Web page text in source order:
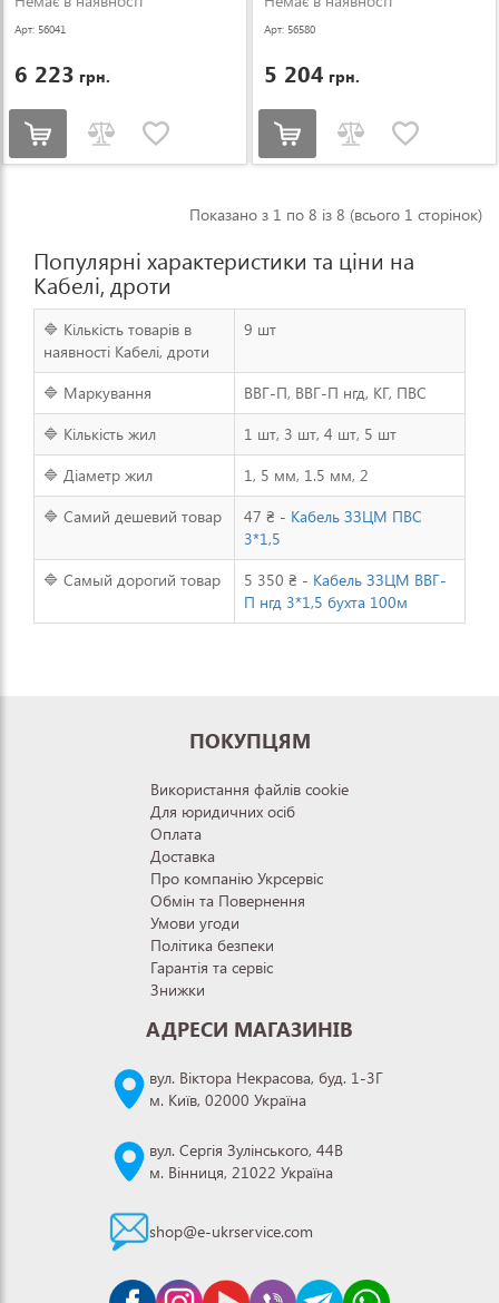
Арт: 56041
6 223 грн.
Арт: 56580
5 204 грн.
Показано з 1 по 8 із 8 (всього 1 сторінок)
Популярні характеристики та ціни на
Кабелі, дроти
🔷 Кількість товарів в
наявності Кабелі, дроти
9 шт
🔷 Маркування
ВВГ-П, ВВГ-П нгд, КГ, ПВС
🔷 Кількість жил
1 шт, 3 шт, 4 шт, 5 шт
🔷 Діаметр жил
1, 5 мм, 1.5 мм, 2
🔷 Самий дешевий товар
47 ₴ - Кабель ЗЗЦМ ПВС
3*1,5
🔷 Самый дорогий товар
5 350 ₴ - Кабель ЗЗЦМ ВВГ-
П нгд 3*1,5 бухта 100м
ПОКУПЦЯМ
Використання файлів cookie
Для юридичних осіб
Оплата
Доставка
Про компанію Укрсервіс
Обмін та Повернення
Умови угоди
Політика безпеки
Гарантія та сервіс
Знижки
АДРЕСИ МАГАЗИНІВ
вул. Віктора Некрасова, буд. 1-3Г
м. Київ, 02000 Україна
вул. Сергія Зулінського, 44В
м. Вінниця, 21022 Україна
shop@e-ukrservice.com